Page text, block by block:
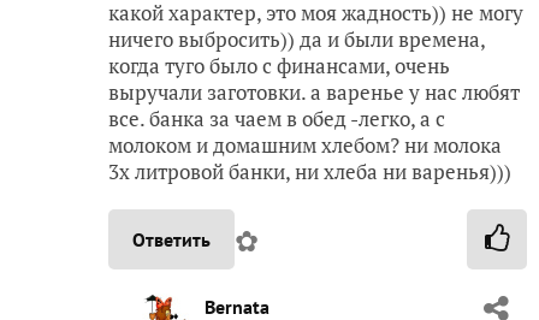
какой характер, это моя жадность)) не могу
ничего выбросить)) да и были времена,
когда туго было с финансами, очень
выручали заготовки. а варенье у нас любят
все. банка за чаем в обед -легко, а с
молоком и домашним хлебом? ни молока
3х литровой банки, ни хлеба ни варенья)))
Ответить ✿
Bernata